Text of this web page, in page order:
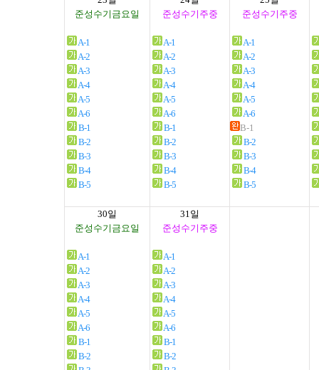
준성수기금요일
A-1
A-2
A-3
A-4
A-5
A-6
B-1
B-2
B-3
B-4
B-5
준성수기주중
A-1
A-2
A-3
A-4
A-5
A-6
B-1
B-2
B-3
B-4
B-5
준성수기주중
A-1
A-2
A-3
A-4
A-5
A-6
B-1
B-2
B-3
B-4
B-5
30일
준성수기금요일
A-1
A-2
A-3
A-4
A-5
A-6
B-1
B-2
31일
준성수기주중
A-1
A-2
A-3
A-4
A-5
A-6
B-1
B-2